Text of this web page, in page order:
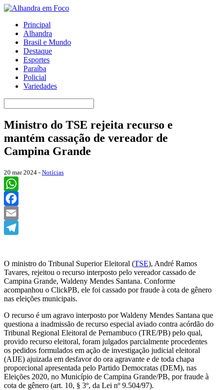
Principal
Alhandra
Brasil e Mundo
Destaque
Esportes
Paraíba
Policial
Variedades
Ministro do TSE rejeita recurso e
mantém cassação de vereador de
Campina Grande
20 mar 2024 - Notícias
WhatsApp
Facebook
Email
O ministro do Tribunal Superior Eleitoral (TSE), André Ramos
Tavares, rejeitou o recurso interposto pelo vereador cassado de
Campina Grande, Waldeny Mendes Santana. Conforme
acompanhou o ClickPB, ele foi cassado por fraude à cota de gênero
nas eleições municipais.
O recurso é um agravo interposto por Waldeny Mendes Santana que
questiona a inadmissão de recurso especial aviado contra acórdão do
Tribunal Regional Eleitoral de Pernambuco (TRE/PB) pelo qual,
provido recurso eleitoral, foram julgados parcialmente procedentes
os pedidos formulados em ação de investigação judicial eleitoral
(AIJE) ajuizada em desfavor do ora agravante e de toda chapa
proporcional apresentada pelo Partido Democratas (DEM), nas
Eleições 2020, no Município de Campina Grande/PB, por fraude à
cota de gênero (art. 10, § 3º, da Lei nº 9.504/97).